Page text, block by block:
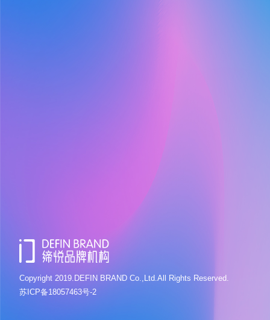
Copyright 2019.DEFIN BRAND Co.,Ltd.All Rights Reserved.
苏ICP备18057463号-2